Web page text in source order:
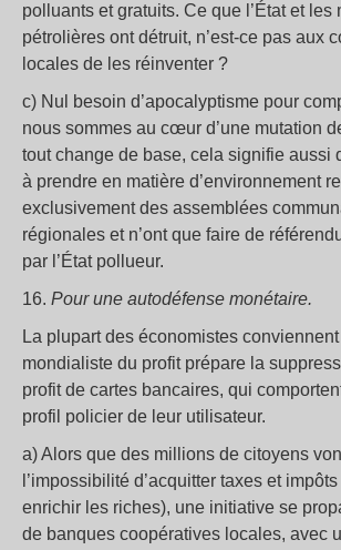
polluants et gratuits. Ce que l’État et les
pétrolières ont détruit, n’est-ce pas aux
locales de les réinventer ?
c) Nul besoin d’apocalyptisme pour
nous sommes au cœur d’une mutation
tout change de base, cela signifie aussi
à prendre en matière d’environnement
exclusivement des assemblées
régionales et n’ont que faire de
par l’État pollueur.
16. Pour une autodéfense monétaire.
La plupart des économistes
mondialiste du profit prépare la
profit de cartes bancaires, qui
profil policier de leur utilisateur.
a) Alors que des millions de citoyens
l’impossibilité d’acquitter taxes et
enrichir les riches), une initiative se
de banques coopératives locales, avec